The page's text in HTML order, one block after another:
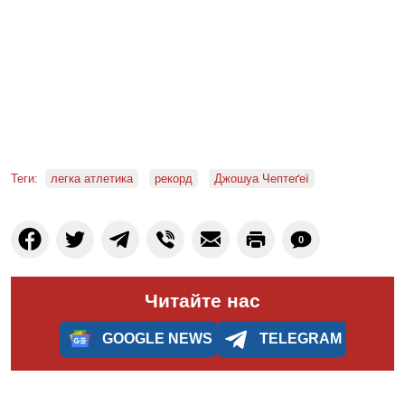
Теги: легка атлетика рекорд Джошуа Чептеґеї
0
Читайте нас
GOOGLE NEWS TELEGRAM